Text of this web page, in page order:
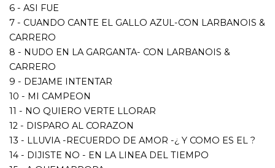
15 - A QUEMARROPA
16 - CINCO MINUTOS
18 - LLUVIA